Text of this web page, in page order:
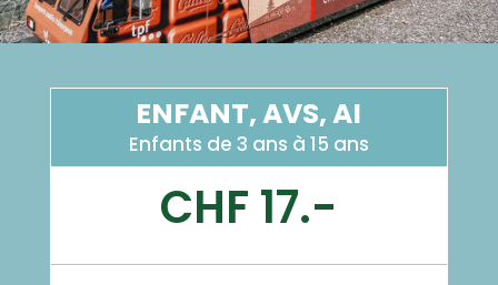
ENFANT, AVS, AI
Enfants de 3 ans à 15 ans
CHF 17.-